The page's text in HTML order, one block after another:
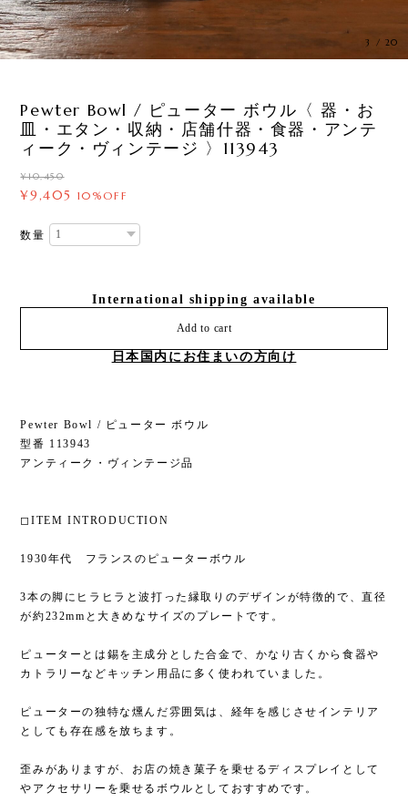
3 / 20
Pewter Bowl / ピューター ボウル〈 器・お
皿・エタン・収納・店舗什器・食器・アンテ
ィーク・ヴィンテージ 〉113943
¥10,450
¥9,405 10%OFF
数量
International shipping available
Add to cart
日本国内にお住まいの方向け
Pewter Bowl / ピューター ボウル
型番 113943
アンティーク・ヴィンテージ品
◻︎ITEM INTRODUCTION
1930年代 フランスのピューターボウル
3本の脚にヒラヒラと波打った縁取りのデザインが特徴的で、直径
が約232mmと大きめなサイズのプレートです。
ピューターとは錫を主成分とした合金で、かなり古くから食器や
カトラリーなどキッチン用品に多く使われていました。
ピューターの独特な燻んだ雰囲気は、経年を感じさせインテリア
としても存在感を放ちます。
歪みがありますが、お店の焼き菓子を乗せるディスプレイとして
やアクセサリーを乗せるボウルとしておすすめです。